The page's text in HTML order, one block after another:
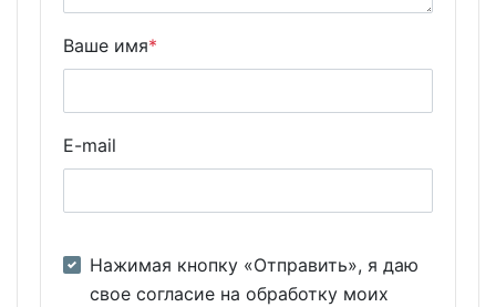
Ваше имя*
E-mail
Нажимая кнопку «Отправить», я даю
свое согласие на обработку моих